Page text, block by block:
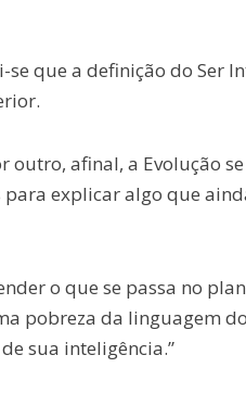
que a definição do Ser
afinal, a Evolução
explicar algo que
o que se passa no
pobreza da linguagem
sua inteligência.”